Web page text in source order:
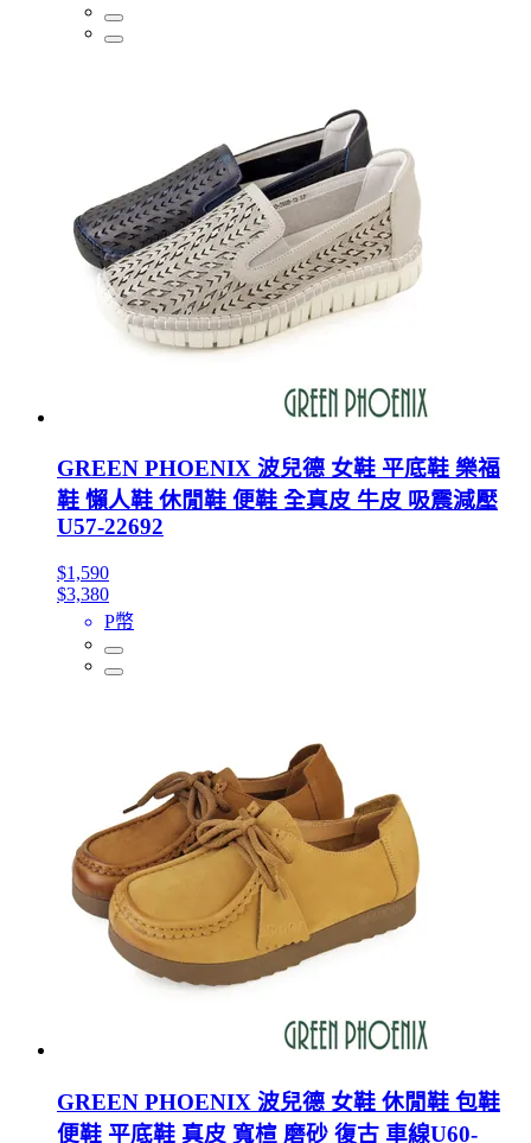
GREEN PHOENIX 波兒德 女鞋 平底鞋 樂福
鞋 懶人鞋 休閒鞋 便鞋 全真皮 牛皮 吸震減壓
U57-22692
$1,590
$3,380
P幣
GREEN PHOENIX 波兒德 女鞋 休閒鞋 包鞋
便鞋 平底鞋 真皮 寬楦 磨砂 復古 車線U60-